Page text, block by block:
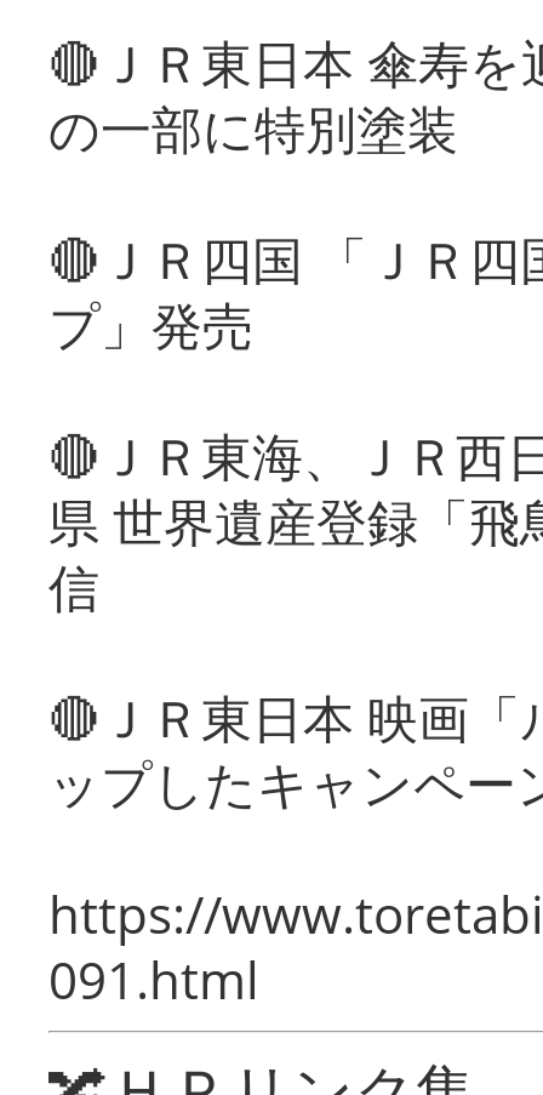
🔴ＪＲ東日本 傘寿
の一部に特別塗装
🔴ＪＲ四国 「ＪＲ
プ」発売
🔴ＪＲ東海、ＪＲ西
県 世界遺産登録「
信
🔴ＪＲ東日本 映画
ップしたキャンペー
https://
091.html